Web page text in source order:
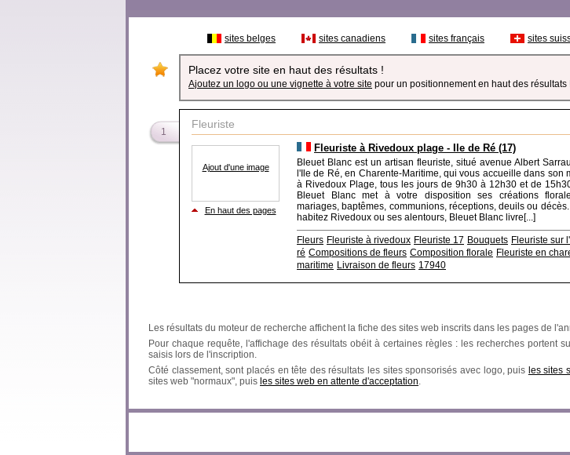
sites belges sites canadiens sites français sites
Placez votre site en haut des résultats !
Ajoutez un logo ou une vignette à votre site pour un positionnement en haut des résultats
1
Fleuriste
Ajout d'une image
En haut des pages
Fleuriste à Rivedoux plage - Ile de Ré (17)
Bleuet Blanc est un artisan fleuriste, situé avenue Albert
l'Ile de Ré, en Charente-Maritime, qui vous accueille dans son
à Rivedoux Plage, tous les jours de 9h30 à 12h30 et de
Bleuet Blanc met à votre disposition ses créations
mariages, baptêmes, communions, réceptions, deuils ou
habitez Rivedoux ou ses alentours, Bleuet Blanc livre[...]
Fleurs Fleuriste à rivedoux Fleuriste 17 Bouquets Fleuriste sur
ré Compositions de fleurs Composition florale Fleuriste en
maritime Livraison de fleurs 17940
Les résultats du moteur de recherche affichent la fiche des sites web inscrits dans les pages de
Pour chaque requête, l'affichage des résultats obéit à certaines règles : les recherches portent
saisis lors de l'inscription.
Côté classement, sont placés en tête des résultats les sites sponsorisés avec logo, puis les sites
sites web "normaux", puis les sites web en attente d'acceptation.